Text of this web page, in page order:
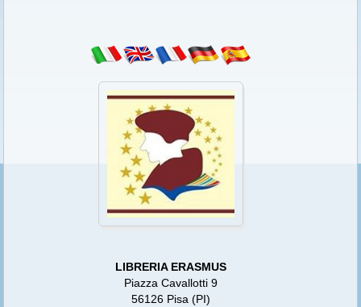
LIBRERIA ERASMUS
Piazza Cavallotti 9
56126 Pisa (PI)